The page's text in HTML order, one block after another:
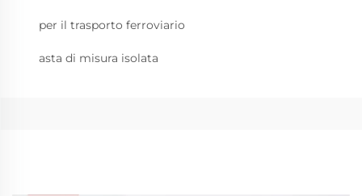
per il trasporto ferroviario
asta di misura isolata